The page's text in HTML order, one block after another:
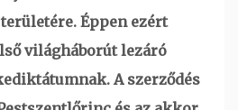
Éppen ezért
világháborút lezáró
A szerződés